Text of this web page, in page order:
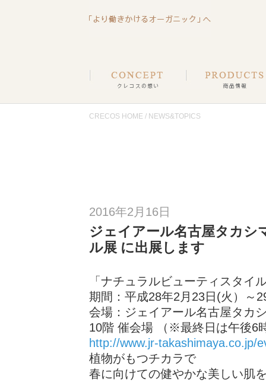
CRECOS HOME / NEWS&TOPICS
2016年2月16日
ジェイアール名古屋タカシ
ル展 に出展します
「ナチュラルビューティスタイ
期間：平成28年2月23日(火）～
会場：ジェイアール名古屋タカ
10階 催会場 （※最終日は午後6
http://www.jr-takashimaya.co.jp/
植物がもつチカラで
春に向けての健やかな美しい肌